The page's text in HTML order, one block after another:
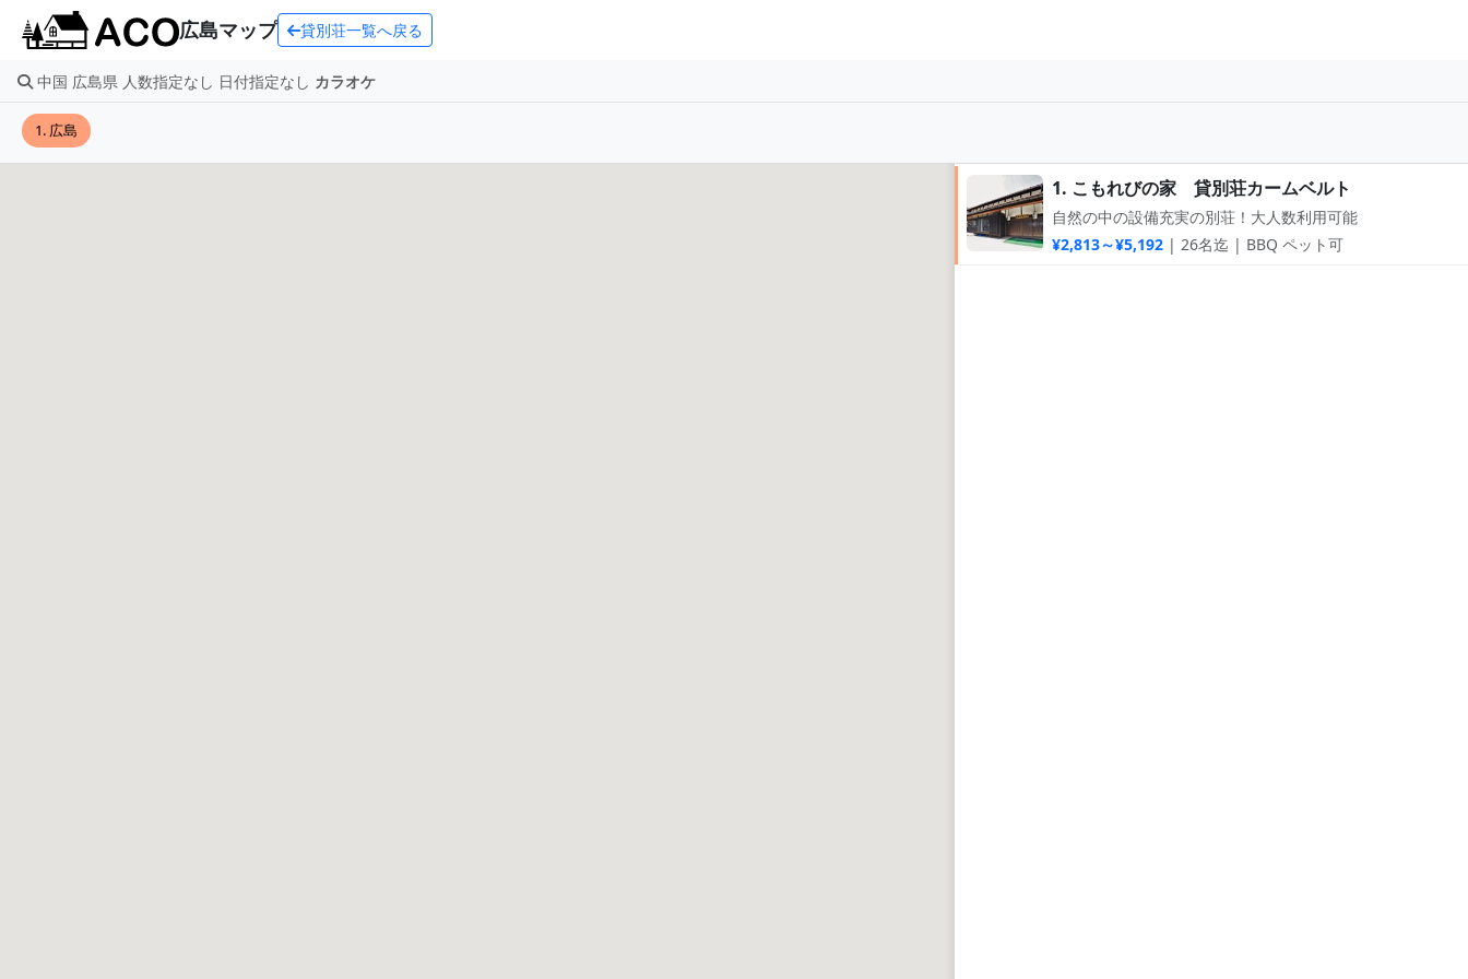
広島マップ 貸別荘一覧へ戻る
中国 広島県 人数指定なし 日付指定なし カラオケ
1. 広島
1. こもれびの家 貸別荘カームベルト
自然の中の設備充実の別荘！大人数利用可能
¥2,813～¥5,192| 26名迄 | BBQ ペット可